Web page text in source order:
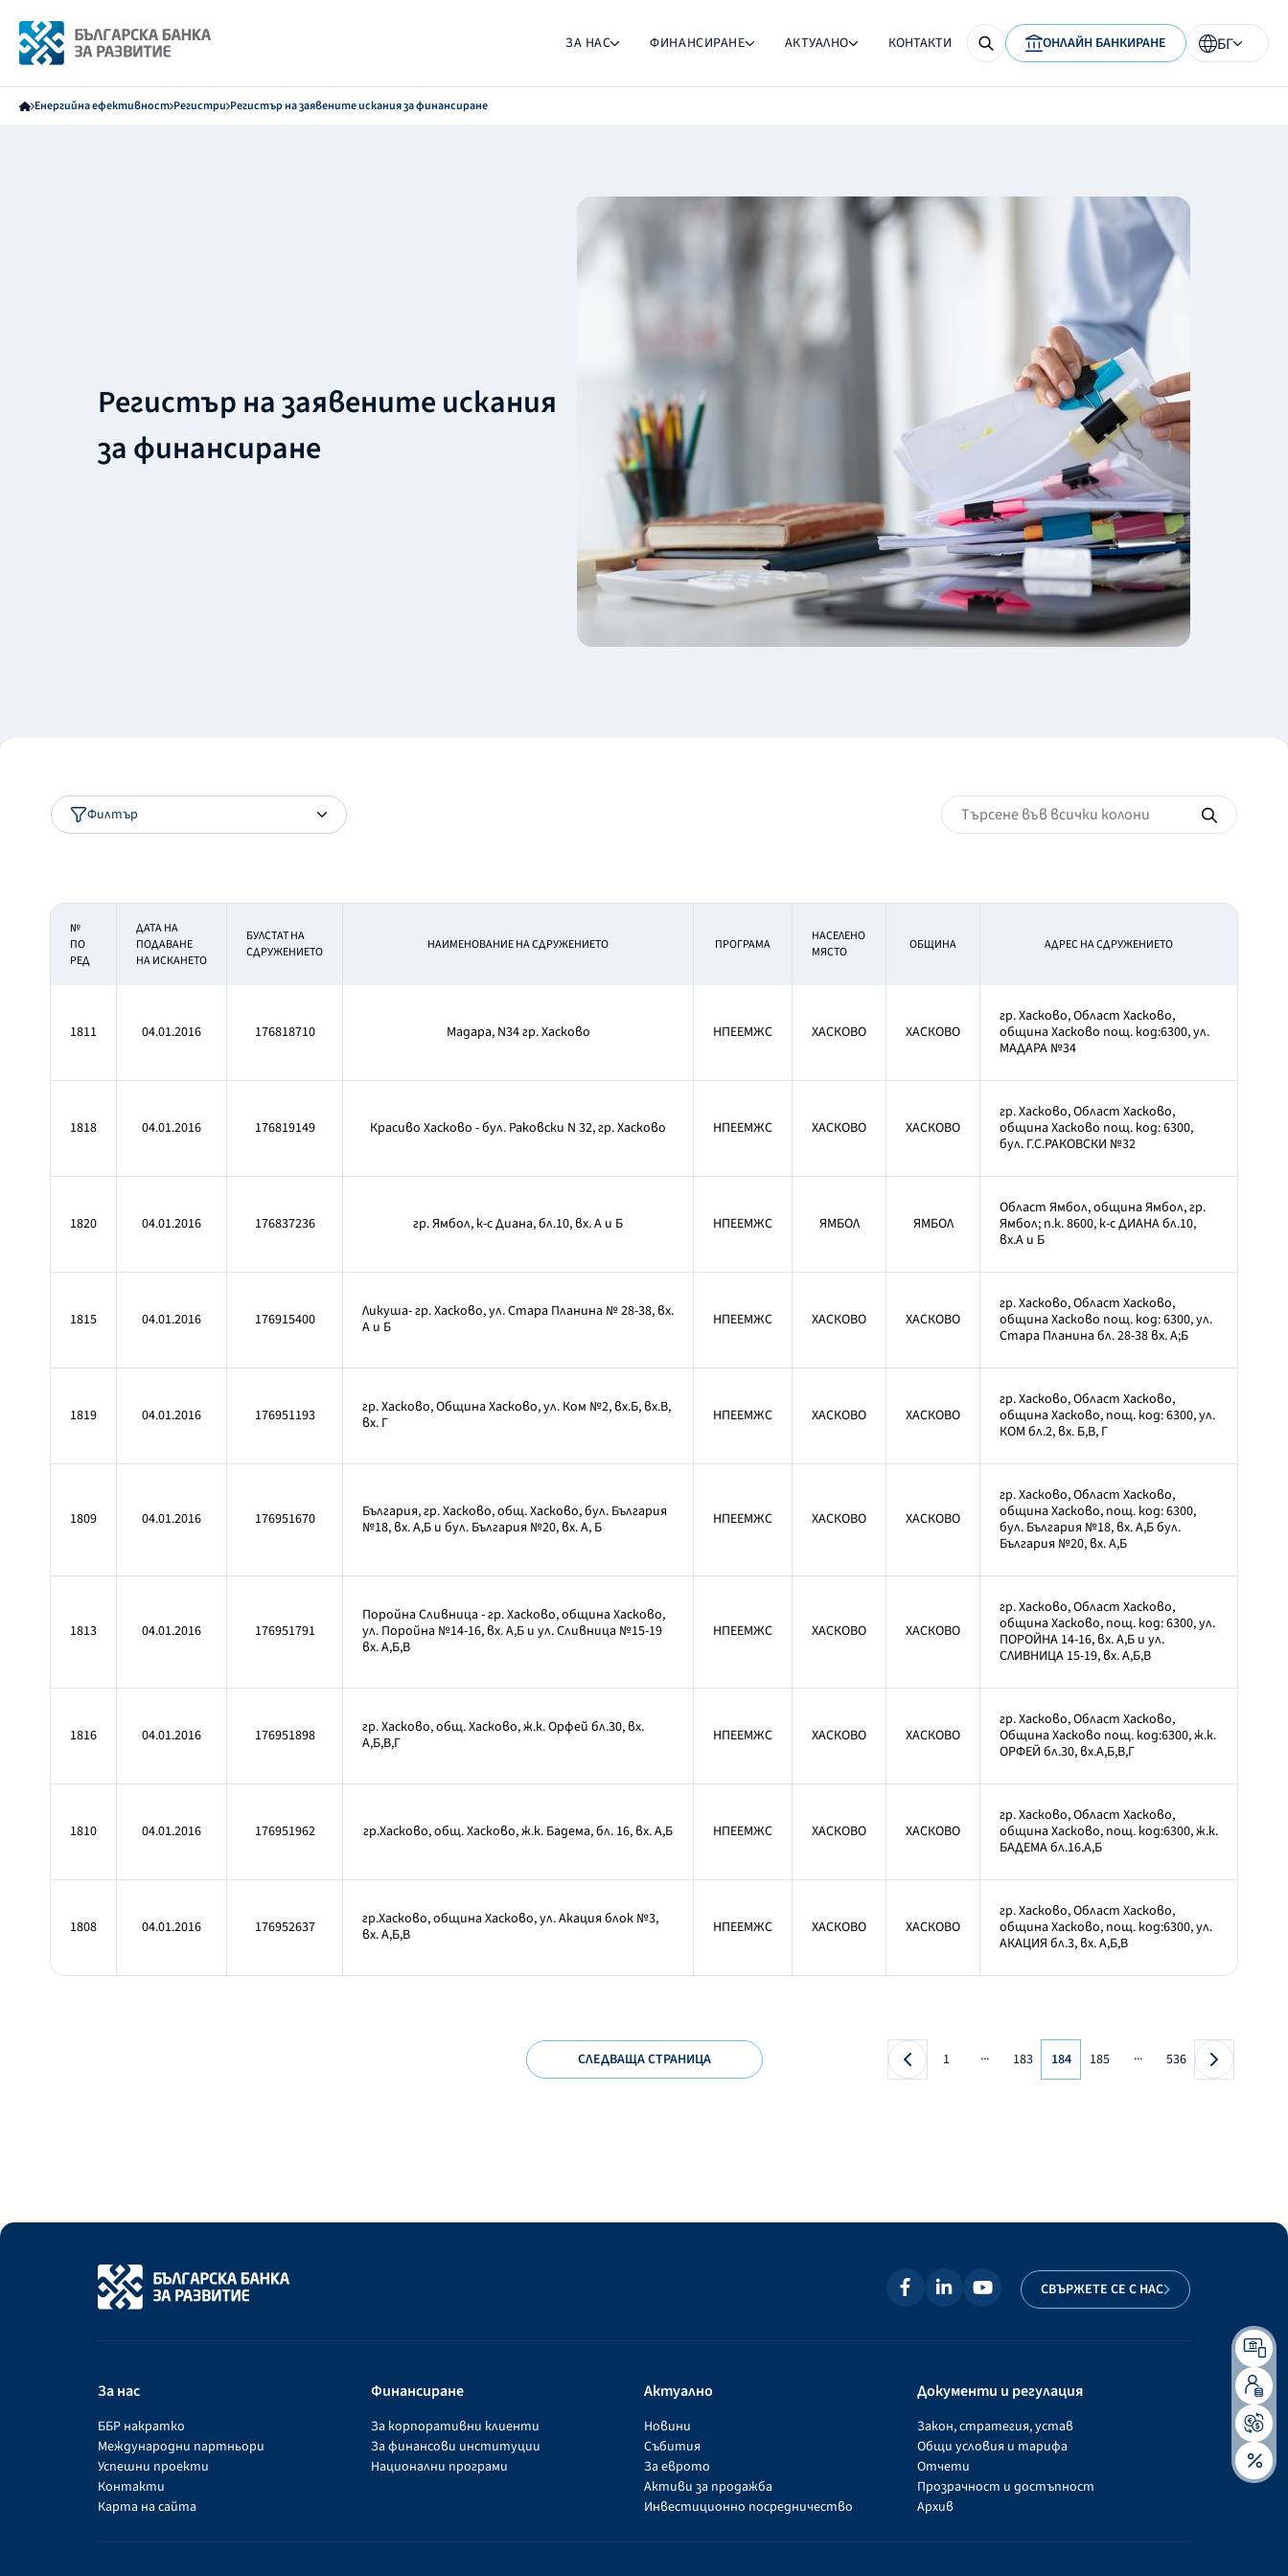
ЗА НАС ФИНАНСИРАНЕ АКТУАЛНО КОНТАКТИ ОНЛАЙН БАНКИРАНЕ БГ
Енергийна ефективност Регистри Регистър на заявените искания за финансиране
Регистър на заявените искания
за финансиране
Филтър
№
ПО
РЕД
ДАТА НА
ПОДАВАНЕ
НА ИСКАНЕТО
БУЛСТАТ НА
СДРУЖЕНИЕТО
НАИМЕНОВАНИЕ НА СДРУЖЕНИЕТО ПРОГРАМА
НАСЕЛЕНО
МЯСТО
OБЩИНА АДРЕС НА СДРУЖЕНИЕТО
1811 04.01.2016 176818710 Мадара, N34 гр. Хасково НПЕЕМЖС ХАСКОВО ХАСКОВО
гр. Хасково, Област Хасково,
община Хасково пощ. код:6300, ул.
МАДАРА №34
1818 04.01.2016 176819149 Красиво Хасково - бул. Раковски N 32, гр. Хасково НПЕЕМЖС ХАСКОВО ХАСКОВО
гр. Хасково, Област Хасково,
община Хасково пощ. код: 6300,
бул. Г.С.РАКОВСКИ №32
1820 04.01.2016 176837236 гр. Ямбол, к-с Диана, бл.10, вх. А и Б НПЕЕМЖС ЯМБОЛ ЯМБОЛ
Област Ямбол, община Ямбол, гр.
Ямбол; п.к. 8600, к-с ДИАНА бл.10,
вх.А и Б
1815 04.01.2016 176915400
Ликуша- гр. Хасково, ул. Стара Планина № 28-38, вх.
А и Б
НПЕЕМЖС ХАСКОВО ХАСКОВО
гр. Хасково, Област Хасково,
община Хасково пощ. код: 6300, ул.
Стара Планина бл. 28-38 вх. А;Б
1819 04.01.2016 176951193
гр. Хасково, Община Хасково, ул. Ком №2, вх.Б, вх.В,
вх. Г
НПЕЕМЖС ХАСКОВО ХАСКОВО
гр. Хасково, Област Хасково,
община Хасково, пощ. код: 6300, ул.
КОМ бл.2, вх. Б,В, Г
1809 04.01.2016 176951670
България, гр. Хасково, общ. Хасково, бул. България
№18, вх. А,Б и бул. България №20, вх. А, Б
НПЕЕМЖС ХАСКОВО ХАСКОВО
гр. Хасково, Област Хасково,
община Хасково, пощ. код: 6300,
бул. България №18, вх. А,Б бул.
България №20, вх. А,Б
1813 04.01.2016 176951791
Поройна Сливница - гр. Хасково, община Хасково,
ул. Поройна №14-16, вх. А,Б и ул. Сливница №15-19
вх. А,Б,В
НПЕЕМЖС ХАСКОВО ХАСКОВО
гр. Хасково, Област Хасково,
община Хасково, пощ. код: 6300, ул.
ПОРОЙНА 14-16, вх. А,Б и ул.
СЛИВНИЦА 15-19, вх. А,Б,В
1816 04.01.2016 176951898
гр. Хасково, общ. Хасково, ж.к. Орфей бл.30, вх.
А,Б,В,Г
НПЕЕМЖС ХАСКОВО ХАСКОВО
гр. Хасково, Област Хасково,
Община Хасково пощ. код:6300, ж.к.
ОРФЕЙ бл.30, вх.А,Б,В,Г
1810 04.01.2016 176951962 гр.Хасково, общ. Хасково, ж.к. Бадема, бл. 16, вх. А,Б НПЕЕМЖС ХАСКОВО ХАСКОВО
гр. Хасково, Област Хасково,
община Хасково, пощ. код:6300, ж.к.
БАДЕМА бл.16.А,Б
1808 04.01.2016 176952637
гр.Хасково, община Хасково, ул. Акация блок №3,
вх. А,Б,В
НПЕЕМЖС ХАСКОВО ХАСКОВО
гр. Хасково, Област Хасково,
община Хасково, пощ. код:6300, ул.
АКАЦИЯ бл.3, вх. А,Б,В
СЛЕДВАЩА СТРАНИЦА 1 ... 183 184 185 ... 536
СВЪРЖЕТЕ СЕ С НАС
За нас
ББР накратко
Международни партньори
Успешни проекти
Контакти
Карта на сайта
Финансиране
За корпоративни клиенти
За финансови институции
Национални програми
Актуално
Новини
Събития
За еврото
Активи за продажба
Инвестиционно посредничество
Документи и регулация
Закон, стратегия, устав
Общи условия и тарифа
Отчети
Прозрачност и достъпност
Архив